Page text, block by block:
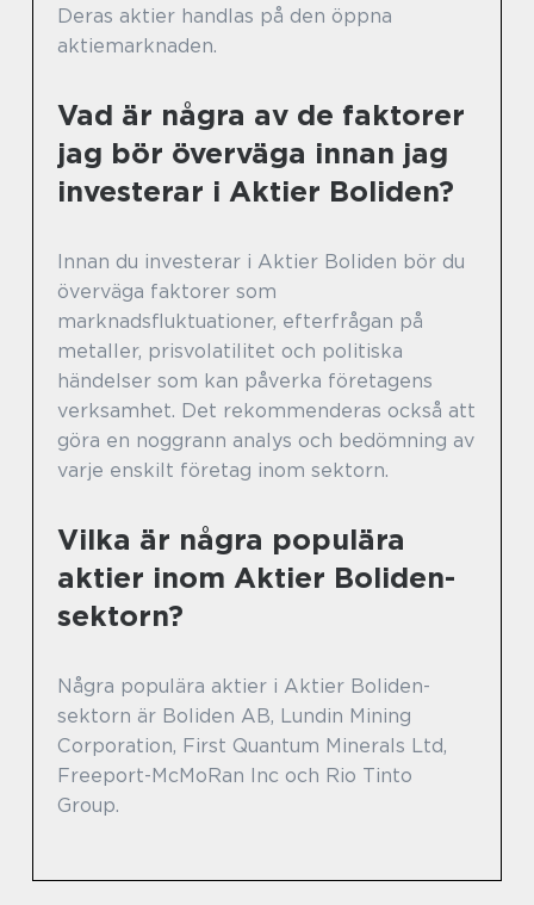
Deras aktier handlas på den öppna
aktiemarknaden.
Vad är några av de faktorer
jag bör överväga innan jag
investerar i Aktier Boliden?
Innan du investerar i Aktier Boliden bör du
överväga faktorer som
marknadsfluktuationer, efterfrågan på
metaller, prisvolatilitet och politiska
händelser som kan påverka företagens
verksamhet. Det rekommenderas också att
göra en noggrann analys och bedömning av
varje enskilt företag inom sektorn.
Vilka är några populära
aktier inom Aktier Boliden-
sektorn?
Några populära aktier i Aktier Boliden-
sektorn är Boliden AB, Lundin Mining
Corporation, First Quantum Minerals Ltd,
Freeport-McMoRan Inc och Rio Tinto
Group.